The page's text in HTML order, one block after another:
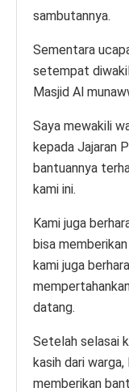
sambutannya.
Sementara
setempat
Masjid Al
Saya mewakili
kepada Jajaran
bantuannya
kami ini.
Kami juga
bisa
kami juga
datang.
Setelah selasai
kasih dari
memberikan